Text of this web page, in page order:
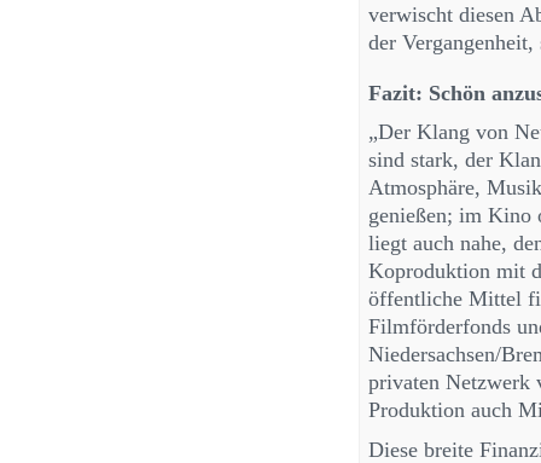
verwischt diesen
der
Fazit: Schön
„Der Klang von
sind stark, der
Atmosphäre,
genießen; im Kino
liegt auch nahe,
Koproduktion mit
öffentliche Mittel
Filmförderfonds
Niedersachsen/
privaten Netzwerk
Produktion auch
Diese breite